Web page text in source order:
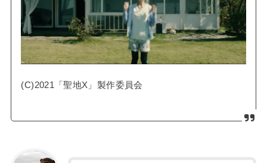
(C)2021「聖地X」製作委員会